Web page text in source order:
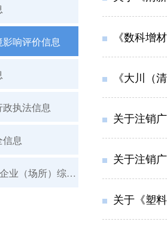
响评价信息
执法信息
息
（场所）综合整治
《数科增
《大川（清新）
关于注销
关于注销
关于《塑